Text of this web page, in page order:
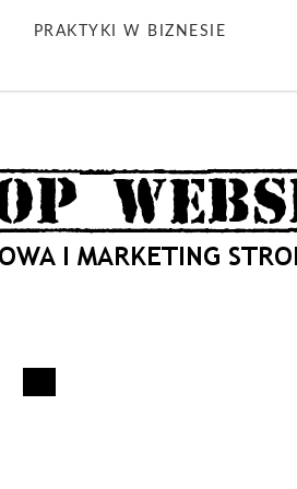
PRAKTYKI W BIZNESIE